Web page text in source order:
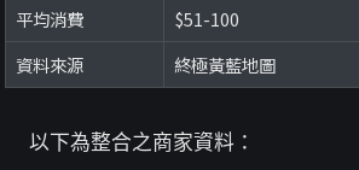
平均消費
$51-100
資料來源
終極黃藍地圖
以下為整合之商家資料：